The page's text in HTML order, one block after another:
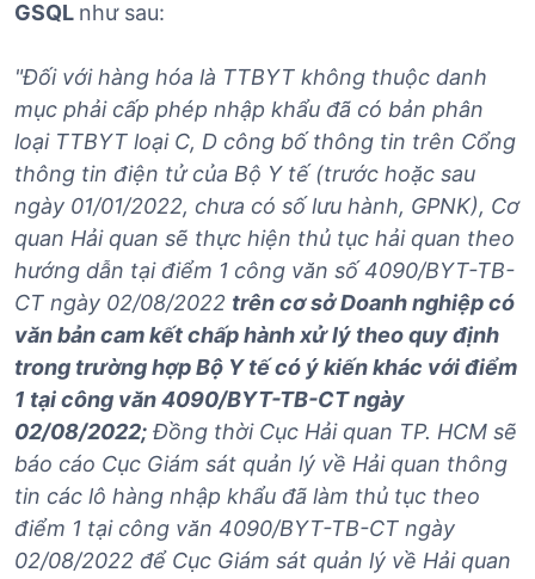
GSQL như sau:
"Đối với hàng hóa là TTBYT không thuộc danh
mục phải cấp phép nhập khẩu đã có bản phân
loại TTBYT loại C, D công bố thông tin trên Cổng
thông tin điện tử của Bộ Y tế (trước hoặc sau
ngày 01/01/2022, chưa có số lưu hành, GPNK), Cơ
quan Hải quan sẽ thực hiện thủ tục hải quan theo
hướng dẫn tại điểm 1 công văn số 4090/BYT-TB-
CT ngày 02/08/2022 trên cơ sở Doanh nghiệp có
văn bản cam kết chấp hành xử lý theo quy định
trong trường hợp Bộ Y tế có ý kiến khác với điểm
1 tại công văn 4090/BYT-TB-CT ngày
02/08/2022; Đồng thời Cục Hải quan TP. HCM sẽ
báo cáo Cục Giám sát quản lý về Hải quan thông
tin các lô hàng nhập khẩu đã làm thủ tục theo
điểm 1 tại công văn 4090/BYT-TB-CT ngày
02/08/2022 để Cục Giám sát quản lý về Hải quan